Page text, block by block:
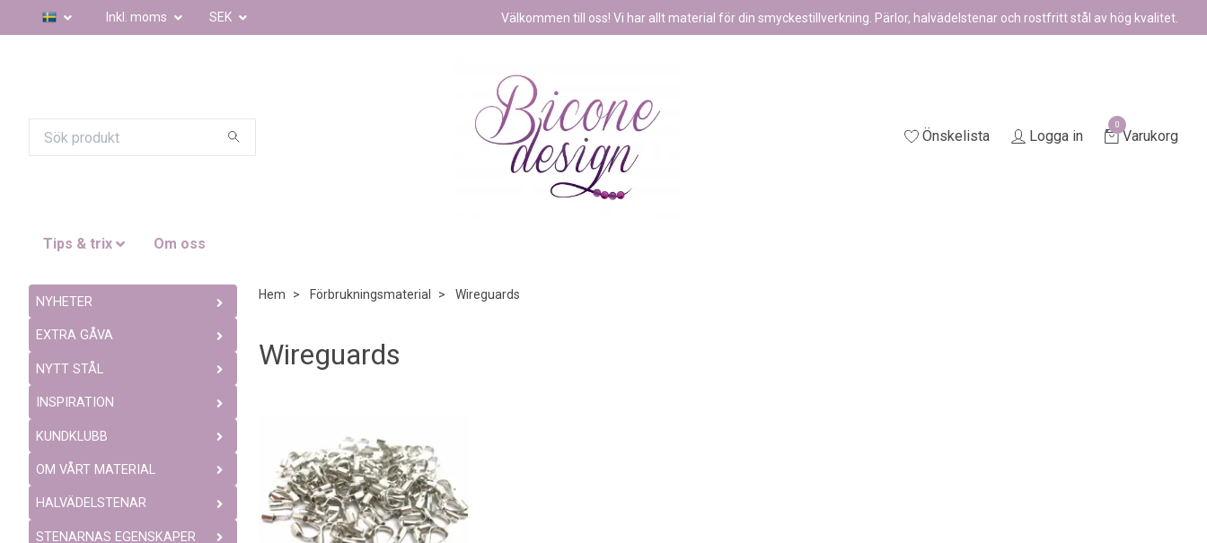
Inkl. moms SEK Välkommen till oss! Vi har allt material för din smyckestillverkning. Pärlor, halvädelstenar och rostfritt stål av hög kvalitet.
Önskelista Logga in
0
Varukorg
Tips & trix Om oss
NYHETER
EXTRA GÅVA
NYTT STÅL
INSPIRATION
KUNDKLUBB
OM VÅRT MATERIAL
HALVÄDELSTENAR
STENARNAS EGENSKAPER
Hem Förbrukningsmaterial Wireguards
Wireguards